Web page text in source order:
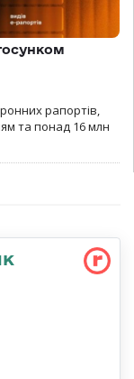
рапортів,
та понад 16 млн